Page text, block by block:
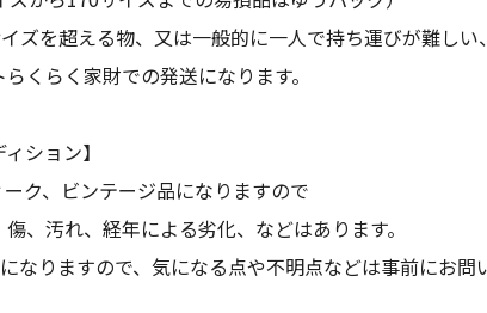
イズを超える物、又は一般的に一人で持ち運びが難し
くらく家財での発送になります。
ィション】
ーク、ビンテージ品になりますので
、汚れ、経年による劣化、などはあります。
なりますので、気になる点や不明点などは事前にお問